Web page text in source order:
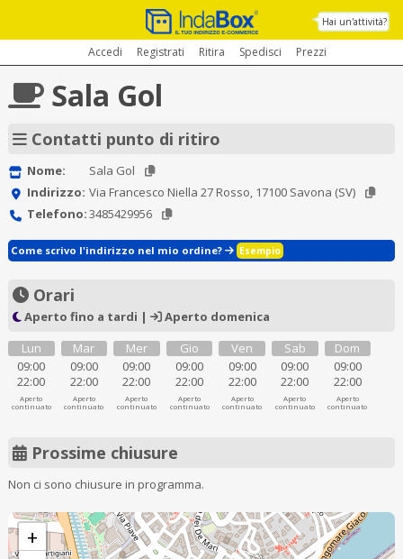
Hai un'attività?
Accedi Registrati Ritira Spedisci Prezzi
Sala Gol
Contatti punto di ritiro
Nome:
Sala Gol
Indirizzo: Via Francesco Niella 27 Rosso, 17100 Savona (SV)
Telefono:3485429956
Come scrivo l'indirizzo nel mio ordine? Esempio
Orari
Aperto fino a tardi |
Aperto domenica
Lun
09:00
22:00
Aperto
continuato
Mar
09:00
22:00
Aperto
continuato
Mer
09:00
22:00
Aperto
continuato
Gio
09:00
22:00
Aperto
continuato
Ven
09:00
22:00
Aperto
continuato
Sab
09:00
22:00
Aperto
continuato
Dom
09:00
22:00
Aperto
continuato
Prossime chiusure
Non ci sono chiusure in programma.
+